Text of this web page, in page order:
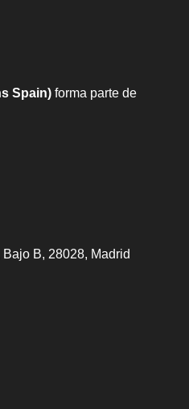
Spain) forma parte de
B, 28028, Madrid